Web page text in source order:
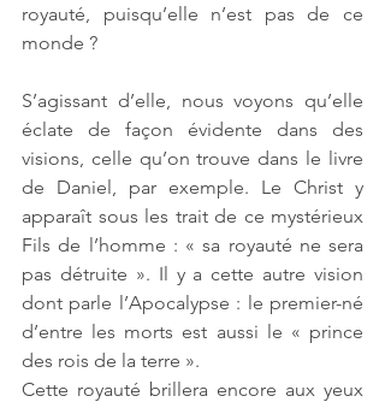
royauté, puisqu’elle n’est pas de ce
monde ?
S’agissant d’elle, nous voyons qu’elle
éclate de façon évidente dans des
visions, celle qu’on trouve dans le livre
de Daniel, par exemple. Le Christ y
apparaît sous les trait de ce mystérieux
Fils de l’homme : « sa royauté ne sera
pas détruite ». Il y a cette autre vision
dont parle l’Apocalypse : le premier-né
d’entre les morts est aussi le « prince
des rois de la terre ».
Cette royauté brillera encore aux yeux